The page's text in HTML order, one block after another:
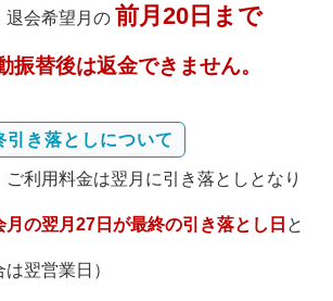
退会希望月の 前月20日まで
替後は返金できません。
引き落としについて
ご利用料金は翌月に引き落としとなり
月の翌月27日が最終の引き落とし日 と
は翌営業日）